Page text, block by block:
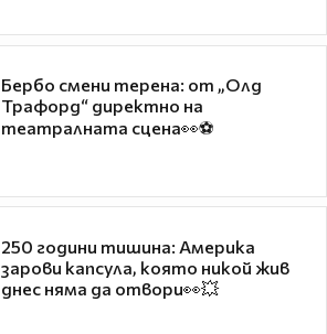
Бербо смени терена: от „Олд
Трафорд“ директно на
театралната сцена👀⚽
250 години тишина: Америка
зарови капсула, която никой жив
днес няма да отвори👀💥